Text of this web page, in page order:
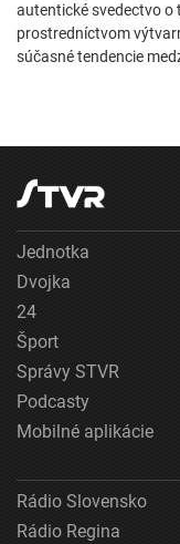
autentické svedectvo
prostredníctvom
súčasné tendencie
Jednotka
Dvojka
24
Šport
Správy STVR
Podcasty
Mobilné aplikácie
Rádio Slovensko
Rádio Regina